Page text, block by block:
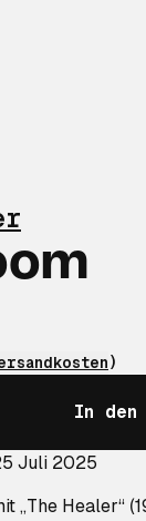
)
In den
Juli 2025
„The Healer“